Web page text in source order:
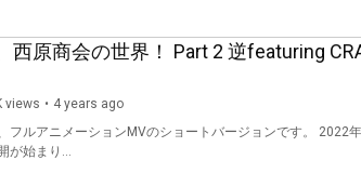
西原商会の世界！ Part 2 逆featuring
views
4 years ago
フルアニメーションMVのショートバージョンです。 2022
が始まり...